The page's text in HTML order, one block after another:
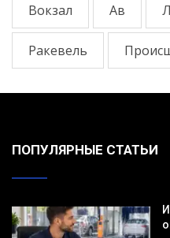
Вокзал Ав
Ракевель
ПОПУЛЯРНЫЕ СТАТЬИ